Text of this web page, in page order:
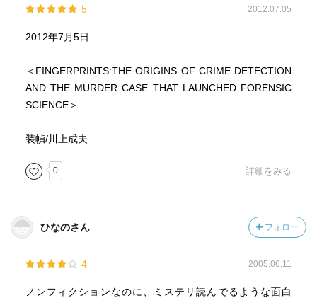
5 2012.07.05
2012年7月5日
＜FINGERPRINTS:THE ORIGINS OF CRIME DETECTION
AND THE MURDER CASE THAT LAUNCHED FORENSIC
SCIENCE＞
装幀/川上成夫
0 詳細をみる
ひなのさん フォロー
4 2005.06.11
ノンフィクションなのに、ミステリ読んでるような面白